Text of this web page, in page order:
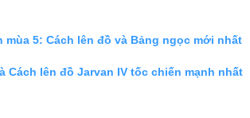
mùa 5: Cách lên đồ và Bảng ngọc mới nhất
Cách lên đồ Jarvan IV tốc chiến mạnh nhất